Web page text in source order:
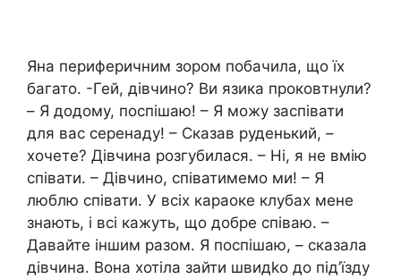
Яна периферичним зором побачила, що їх
багато. -Гей, дівчино? Ви язика проковтнули?
– Я додому, поспішаю! – Я можу заспівати
для вас серенаду! – Сказав руденький, –
хочете? Дівчина розгубилася. – Ні, я не вмію
співати. – Дівчино, співатимемо ми! – Я
люблю співати. У всіх караоке клубах мене
знають, і всі кажуть, що добре співаю. –
Давайте іншим разом. Я поспішаю, – сказала
дівчина. Вона хотіла зайти швидkо до під’їзду